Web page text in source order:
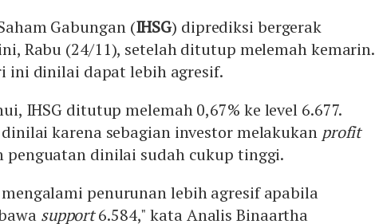
Gabungan (IHSG) diprediksi bergerak
Rabu (24/11), setelah ditutup melemah kemarin.
ini dinilai dapat lebih agresif.
IHSG ditutup melemah 0,67% ke level 6.677.
karena sebagian investor melakukan profit
penguatan dinilai sudah cukup tinggi.
penurunan lebih agresif apabila
support6.584," kata Analis Binaartha